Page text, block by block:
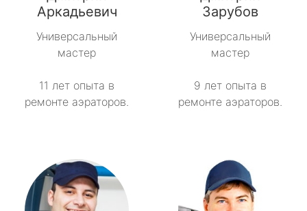
Аркадьевич
Универсальный
мастер
11 лет опыта в
ремонте аэраторов.
Зарубов
Универсальный
мастер
9 лет опыта в
ремонте аэраторов.